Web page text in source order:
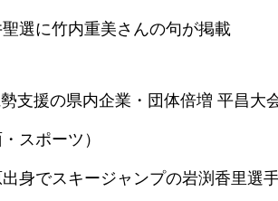
選に竹内重美さんの句が掲載
支援の県内企業・団体倍増 平昌大
スポーツ）
身でスキージャンプの岩渕香里選